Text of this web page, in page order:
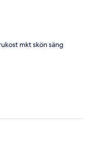
mkt skön säng